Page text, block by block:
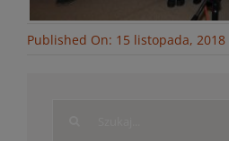
Published On: 15 listopada, 2018